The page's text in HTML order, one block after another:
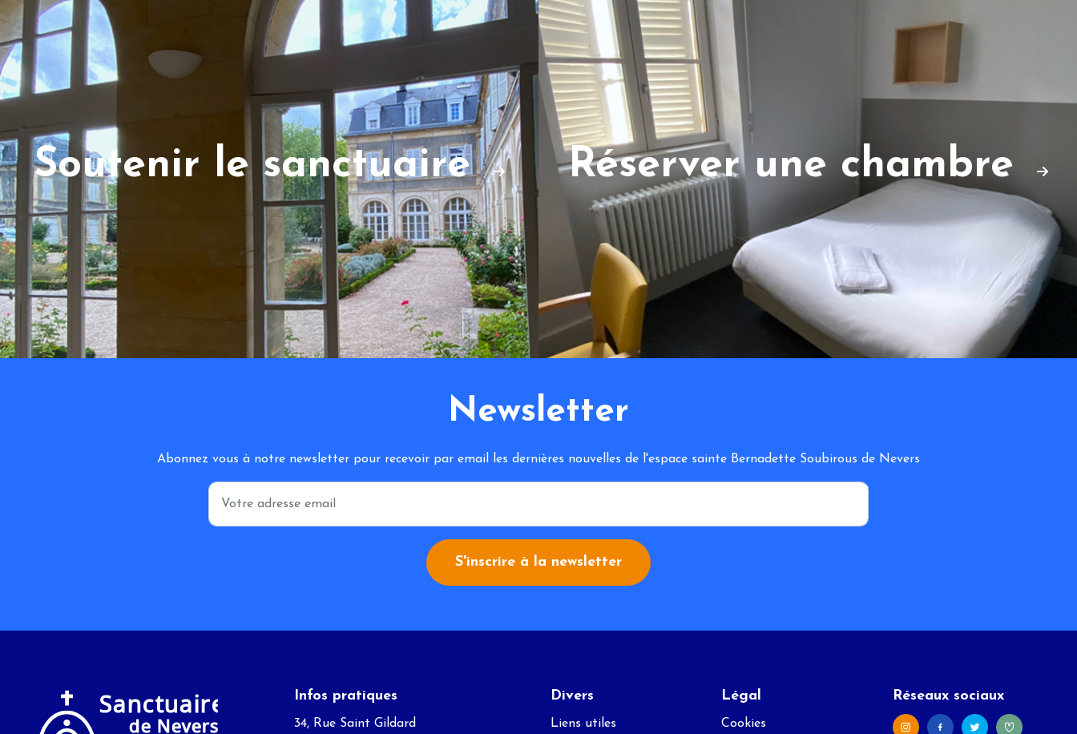
Soutenir le sanctuaire Réserver une chambre
Newsletter
Abonnez vous à notre newsletter pour recevoir par email les dernières nouvelles de l'espace sainte Bernadette Soubirous de Nevers
*
S'inscrire à la newsletter
Infos pratiques
34, Rue Saint Gildard
Divers
Liens utiles
Légal
Cookies
Réseaux sociaux